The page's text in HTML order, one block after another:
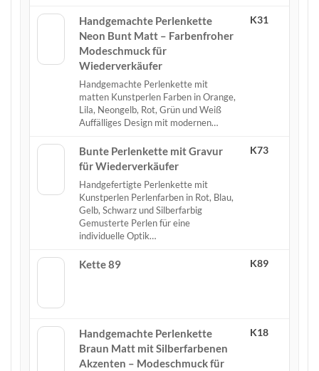
Handgemachte Perlenkette
Neon Bunt Matt – Farbenfroher
Modeschmuck für
Wiederverkäufer
Handgemachte Perlenkette mit
matten Kunstperlen Farben in Orange,
Lila, Neongelb, Rot, Grün und Weiß
Auffälliges Design mit modernen…
K31
Bunte Perlenkette mit Gravur
für Wiederverkäufer
Handgefertigte Perlenkette mit
Kunstperlen Perlenfarben in Rot, Blau,
Gelb, Schwarz und Silberfarbig
Gemusterte Perlen für eine
individuelle Optik…
K73
Kette 89 K89
Handgemachte Perlenkette
Braun Matt mit Silberfarbenen
Akzenten – Modeschmuck für
K18